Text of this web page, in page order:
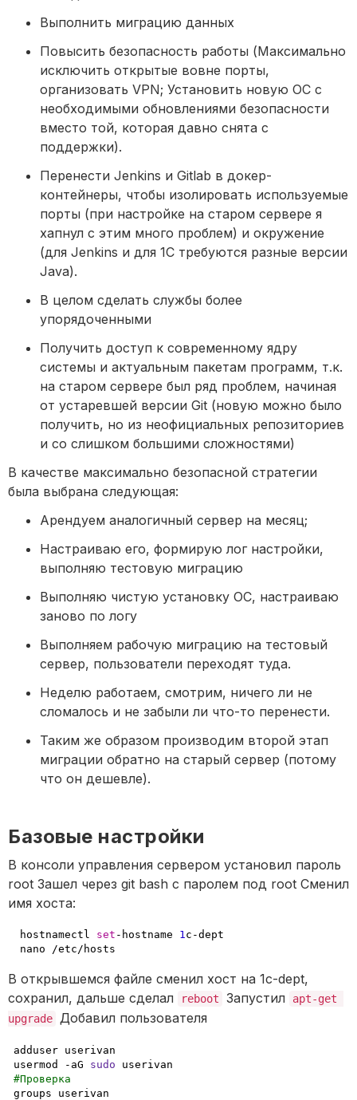
Выполнить миграцию данных
Повысить безопасность работы (Максимально
исключить открытые вовне порты,
организовать VPN; Установить новую ОС с
необходимыми обновлениями безопасности
вместо той, которая давно снята с
поддержки).
Перенести Jenkins и Gitlab в докер-
контейнеры, чтобы изолировать используемые
порты (при настройке на старом сервере я
хапнул с этим много проблем) и окружение
(для Jenkins и для 1C требуются разные версии
Java).
В целом сделать службы более
упорядоченными
Получить доступ к современному ядру
системы и актуальным пакетам программ, т.к.
на старом сервере был ряд проблем, начиная
от устаревшей версии Git (новую можно было
получить, но из неофициальных репозиториев
и со слишком большими сложностями)
В качестве максимально безопасной стратегии
была выбрана следующая:
Арендуем аналогичный сервер на месяц;
Настраиваю его, формирую лог настройки,
выполняю тестовую миграцию
Выполняю чистую установку ОС, настраиваю
заново по логу
Выполняем рабочую миграцию на тестовый
сервер, пользователи переходят туда.
Неделю работаем, смотрим, ничего ли не
сломалось и не забыли ли что-то перенести.
Таким же образом производим второй этап
миграции обратно на старый сервер (потому
что он дешевле).
Базовые настройки
В консоли управления сервером установил пароль
root Зашел через git bash с паролем под root Сменил
имя хоста:
hostnamectl set -hostname 1 c-dept
nano /etc/hosts
В открывшемся файле сменил хост на 1c-dept,
сохранил, дальше сделал
reboot Запустил
apt-get
upgrade Добавил пользователя
adduser userivan
usermod
-aG sudo
#Проверка
groups userivan